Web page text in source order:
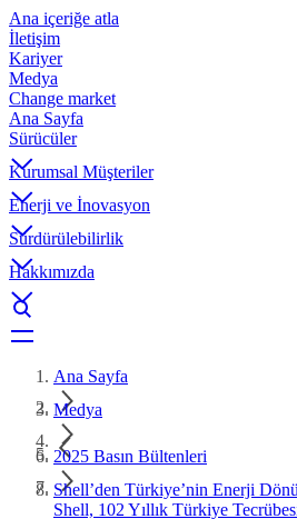
Ana içeriğe atla
İletişim
Kariyer
Medya
Change market
Ana Sayfa
Sürücüler
Kurumsal Müşteriler
Enerji ve İnovasyon
Sürdürülebilirlik
Hakkımızda
Ana Sayfa
Medya
2025 Basın Bültenleri
Shell’den Türkiye’nin Enerji
Shell, 102 Yıllık Türkiye